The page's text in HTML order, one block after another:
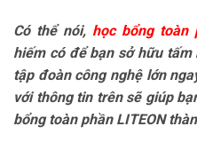
Có thể nói, học bổng toàn
hiếm có để bạn sở hữu
tập đoàn công nghệ lớn
với thông tin trên sẽ giúp
bổng toàn phần LITEON